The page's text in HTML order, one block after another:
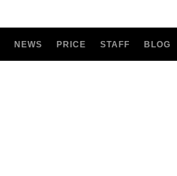
NEWS PRICE STAFF BLOG